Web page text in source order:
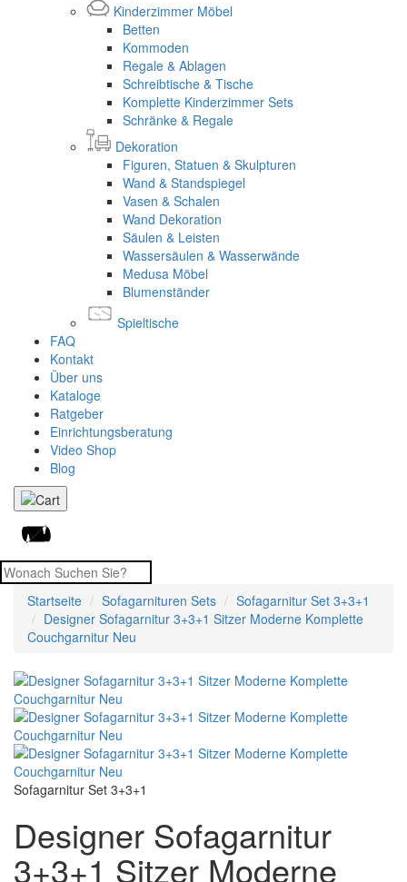
Kinderzimmer Möbel
Betten
Kommoden
Regale & Ablagen
Schreibtische & Tische
Komplette Kinderzimmer Sets
Schränke & Regale
Dekoration
Figuren, Statuen & Skulpturen
Wand & Standspiegel
Vasen & Schalen
Wand Dekoration
Säulen & Leisten
Wassersäulen & Wasserwände
Medusa Möbel
Blumenständer
Spieltische
FAQ
Kontakt
Über uns
Kataloge
Ratgeber
Einrichtungsberatung
Video Shop
Blog
Startseite Sofagarnituren Sets
Sofagarnitur Set 3+3+1
Designer Sofagarnitur 3+3+1 Sitzer Moderne Komplette
Couchgarnitur Neu
Sofagarnitur Set 3+3+1
Designer Sofagarnitur
3+3+1 Sitzer Moderne